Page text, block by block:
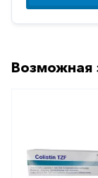
Возможная